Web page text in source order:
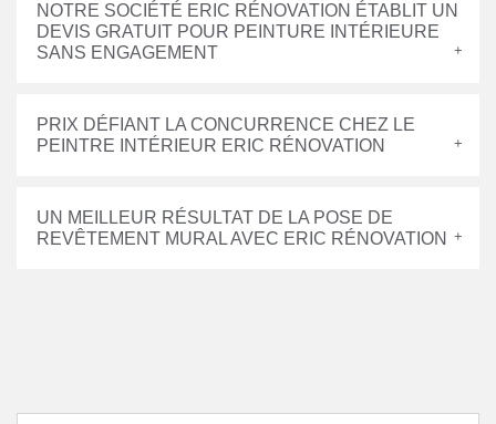
NOTRE SOCIÉTÉ ERIC RÉNOVATION ÉTABLIT UN
DEVIS GRATUIT POUR PEINTURE INTÉRIEURE
SANS ENGAGEMENT
PRIX DÉFIANT LA CONCURRENCE CHEZ LE
PEINTRE INTÉRIEUR ERIC RÉNOVATION
UN MEILLEUR RÉSULTAT DE LA POSE DE
REVÊTEMENT MURAL AVEC ERIC RÉNOVATION